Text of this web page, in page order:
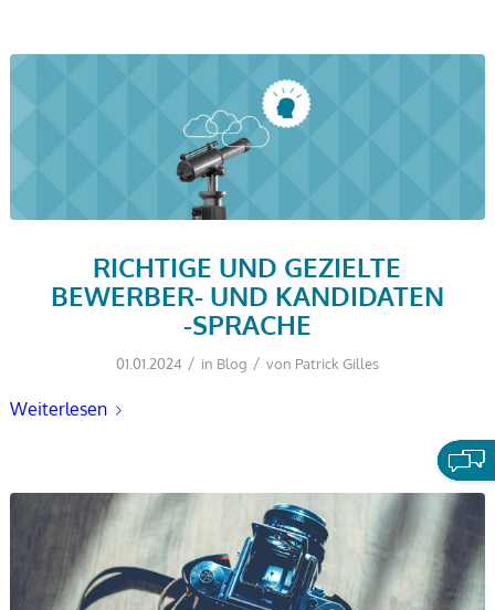
RICHTIGE UND GEZIELTE
BEWERBER- UND KANDIDATEN
-SPRACHE
01.01.2024 / in Blog / von Patrick Gilles
Weiterlesen